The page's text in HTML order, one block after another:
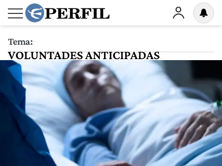
Tema:
VOLUNTADES ANTICIPADAS